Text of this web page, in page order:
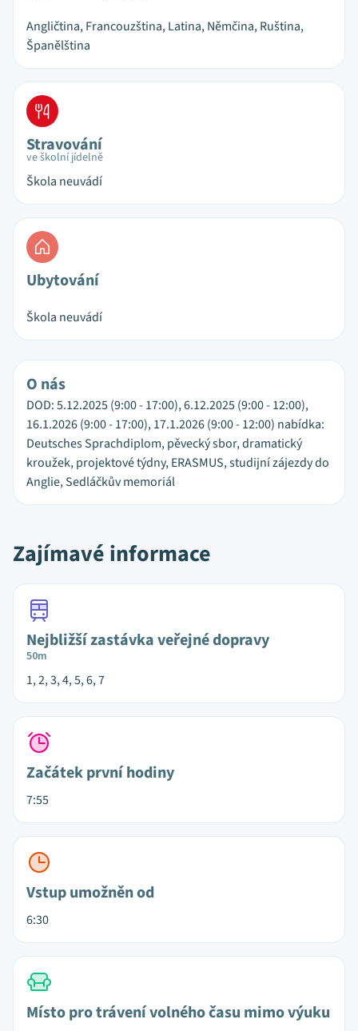
Angličtina, Francouzština, Latina, Němčina, Ruština,
Španělština
Stravování
ve školní jídelně
Škola neuvádí
Ubytování
Škola neuvádí
O nás
DOD: 5.12.2025 (9:00 - 17:00), 6.12.2025 (9:00 - 12:00),
16.1.2026 (9:00 - 17:00), 17.1.2026 (9:00 - 12:00) nabídka:
Deutsches Sprachdiplom, pěvecký sbor, dramatický
kroužek, projektové týdny, ERASMUS, studijní zájezdy do
Anglie, Sedláčkův memoriál
Zajímavé informace
Nejbližší zastávka veřejné dopravy
50m
1, 2, 3, 4, 5, 6, 7
Začátek první hodiny
7:55
Vstup umožněn od
6:30
Místo pro trávení volného času mimo výuku